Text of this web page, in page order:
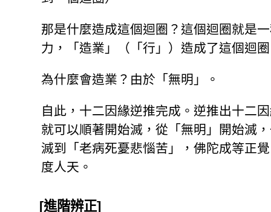
那是什麼造成這個迴圈？這個迴圈就是
力，「造業」（「行」）造成了這個迴
為什麼會造業？由於「無明」。
自此，十二因緣逆推完成。逆推出十二
就可以順著開始滅，從「無明」開始滅
滅到「老病死憂悲惱苦」，佛陀成等正
度人天。
[進階辨正]